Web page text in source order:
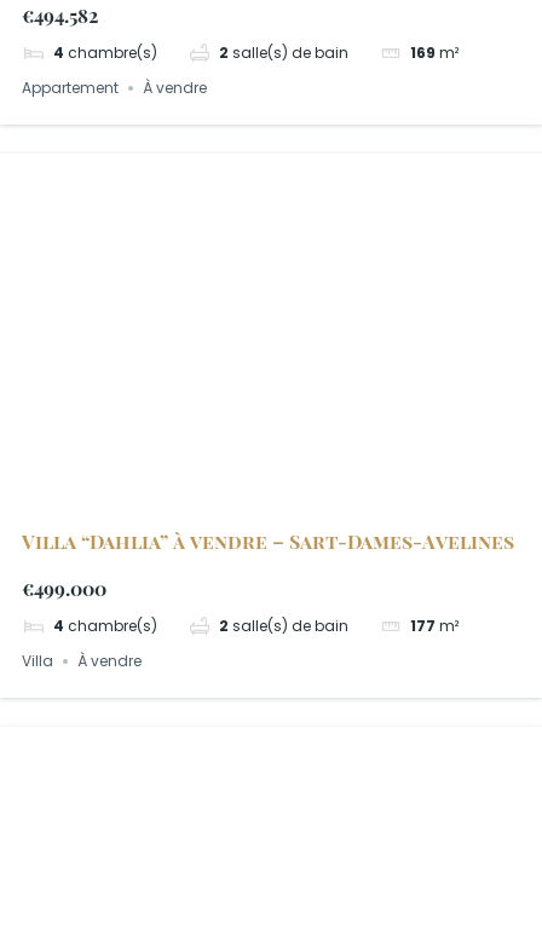
€494.582
4 chambre(s) 2 salle(s) de bain 169 m²
Appartement
À vendre
Villa “Dahlia” à vendre – Sart-Dames-Avelines
€499.000
4 chambre(s) 2 salle(s) de bain 177 m²
Villa
À vendre